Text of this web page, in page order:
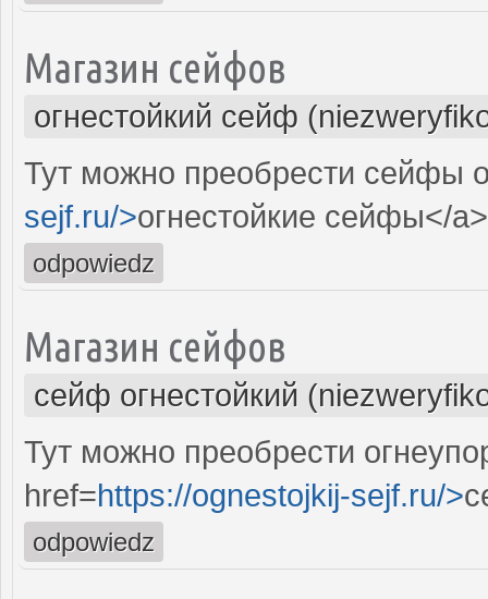
Магазин сейфов
огнестойкий сейф
Тут можно преобрести сейфы
sejf.ru/>огнестойкие сейфы</a>
odpowiedz
Магазин сейфов
сейф огнестойкий
Тут можно преобрести
href=https://ognestojkij-sejf.ru/>
odpowiedz